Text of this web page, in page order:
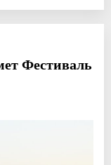
Фестиваль